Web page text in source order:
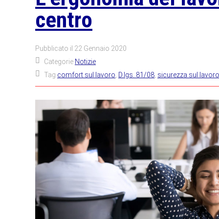
centro
Pubblicato il 22 Gennaio 2020
Categorie Notizie
Tag comfort sul lavoro D.lgs. 81/08 sicurezza sul lavoro